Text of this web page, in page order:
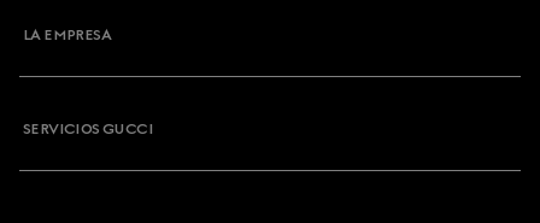
LA EMPRESA
SERVICIOS GUCCI